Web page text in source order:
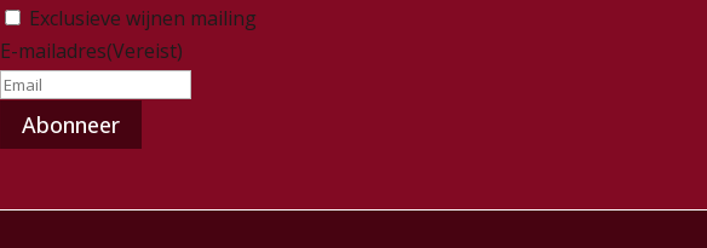
Exclusieve wijnen mailing
E-mailadres(Vereist)